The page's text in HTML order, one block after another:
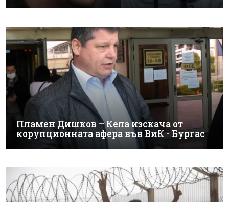
Пламен Дишков – Кела изскача от
корупционната афера във ВиК - Бургас